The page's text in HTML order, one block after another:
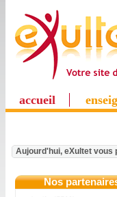
accueil
Aujourd'hui, eXultet vous
Nos